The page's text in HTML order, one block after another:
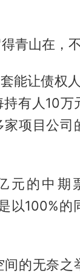
青山在，不
能让债权
有人10万
项目公司
元的中期
以100%的
的无奈之